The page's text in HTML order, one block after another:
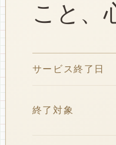
こと、
サービス終了日
終了対象